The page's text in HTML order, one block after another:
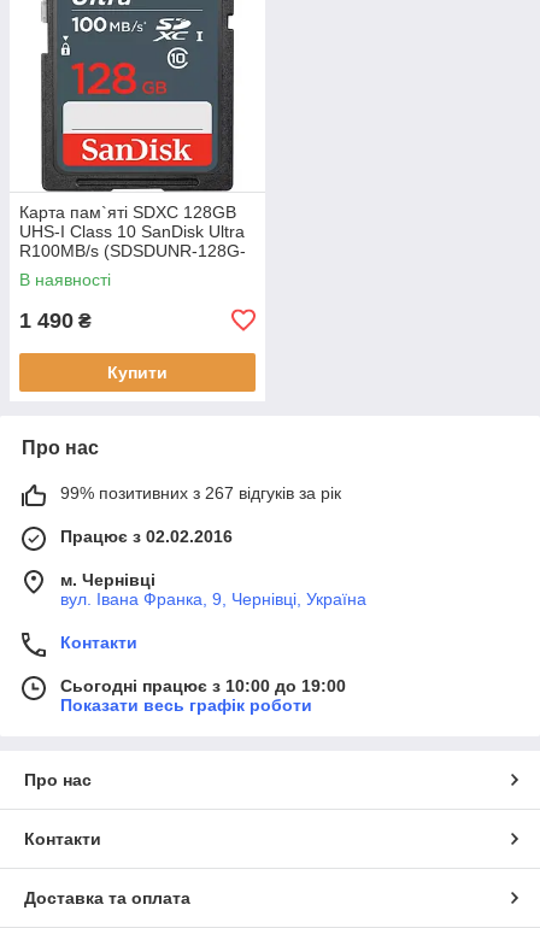
Карта пам`яті SDXC 128GB
UHS-I Class 10 SanDisk Ultra
R100MB/s (SDSDUNR-128G-
GN3IN)
В наявності
1 490 ₴
Купити
Про нас
99% позитивних з 267 відгуків за рік
Працює з 02.02.2016
м. Чернівці
вул. Івана Франка, 9, Чернівці, Україна
Контакти
Сьогодні працює з 10:00 до 19:00
Показати весь графік роботи
Про нас
Контакти
Доставка та оплата